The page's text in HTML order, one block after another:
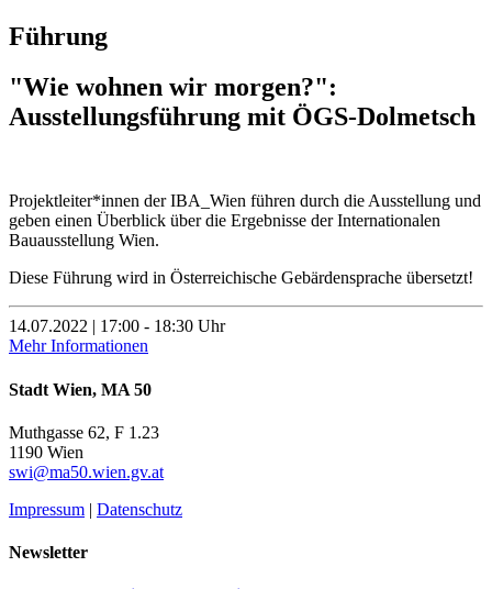
Führung
"Wie wohnen wir morgen?":
Ausstellungsführung mit ÖGS-Dolmetsch
Projektleiter*innen der IBA_Wien führen durch die Ausstellung und
geben einen Überblick über die Ergebnisse der Internationalen
Bauausstellung Wien.
Diese Führung wird in Österreichische Gebärdensprache übersetzt!
14.07.2022 | 17:00 - 18:30 Uhr
Mehr Informationen
Stadt Wien, MA 50
Muthgasse 62, F 1.23
1190 Wien
swi@ma50.wien.gv.at
Impressum | Datenschutz
Newsletter